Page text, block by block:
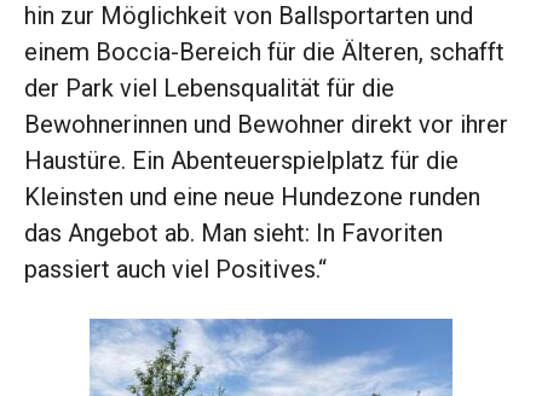
hin zur Möglichkeit von Ballsportarten und
einem Boccia-Bereich für die Älteren, schafft
der Park viel Lebensqualität für die
Bewohnerinnen und Bewohner direkt vor ihrer
Haustüre. Ein Abenteuerspielplatz für die
Kleinsten und eine neue Hundezone runden
das Angebot ab. Man sieht: In Favoriten
passiert auch viel Positives.“